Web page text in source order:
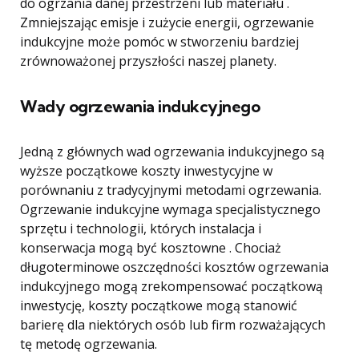
Zmniejszając emisje i zużycie energii, ogrzewanie
indukcyjne może pomóc w stworzeniu bardziej
zrównoważonej przyszłości naszej planety.
Wady ogrzewania indukcyjnego
Jedną z głównych wad ogrzewania indukcyjnego są
wyższe początkowe koszty inwestycyjne w
porównaniu z tradycyjnymi metodami ogrzewania.
Ogrzewanie indukcyjne wymaga specjalistycznego
sprzętu i technologii, których instalacja i
konserwacja mogą być kosztowne . Chociaż
długoterminowe oszczędności kosztów ogrzewania
indukcyjnego mogą zrekompensować początkową
inwestycję, koszty początkowe mogą stanowić
barierę dla niektórych osób lub firm rozważających
tę metodę ogrzewania.